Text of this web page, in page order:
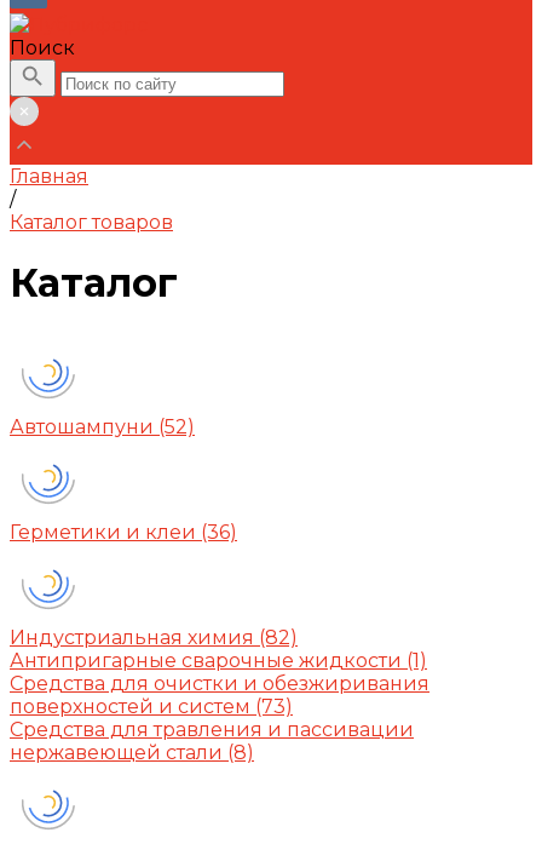
Поиск
Главная
/
Каталог товаров
Каталог
Автошампуни (52)
Герметики и клеи (36)
Индустриальная химия (82)
Антипригарные сварочные жидкости (1)
Средства для очистки и обезжиривания
поверхностей и систем (73)
Средства для травления и пассивации
нержавеющей стали (8)